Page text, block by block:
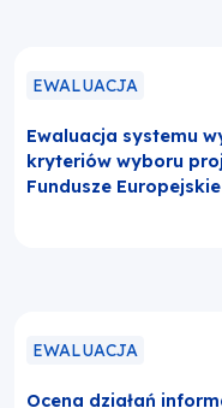
EWALUACJA
Ewaluacja systemu
kryteriów wyboru
Fundusze
EWALUACJA
Ocena działań